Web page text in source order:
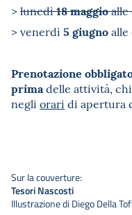
> lunedì18 maggioalle
> venerdì 5 giugnoalle
Prenotazione
primadelle attività,
negli orari di apertura
Sur la couverture:
Tesori Nascosti
Illustrazione di Diego Della